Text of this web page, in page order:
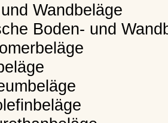
Wandbeläge
Boden- und